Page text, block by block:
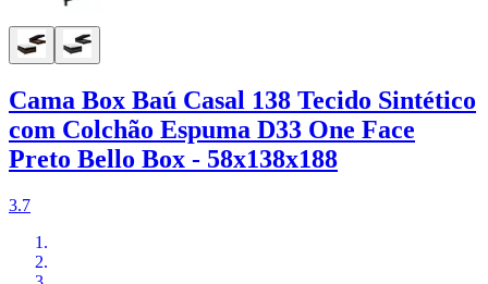
Cama Box Baú Casal 138 Tecido Sintético
com Colchão Espuma D33 One Face
Preto Bello Box - 58x138x188
3.7